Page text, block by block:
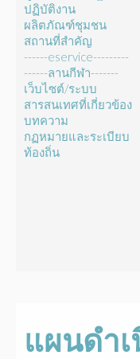
ปฏิบัติงาน
ผลิตภัณฑ์ชุมชน
สถานที่สำคัญ
------eservice---------
------ลานกีฬา-------
เว็บไซต์/ระบบ
สารสนเทศที่เกี่ยวข้อง
บทความ
กฏหมายและระเบียบ
ท้องถิ่น
แผนดำ